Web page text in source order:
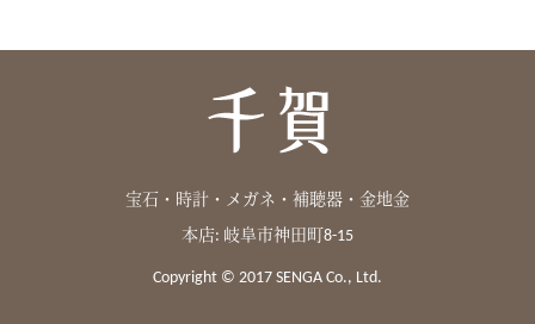
宝石・時計・メガネ・補聴器・金地金
本店: 岐阜市神田町8-15
Copyright © 2017 SENGA Co., Ltd.